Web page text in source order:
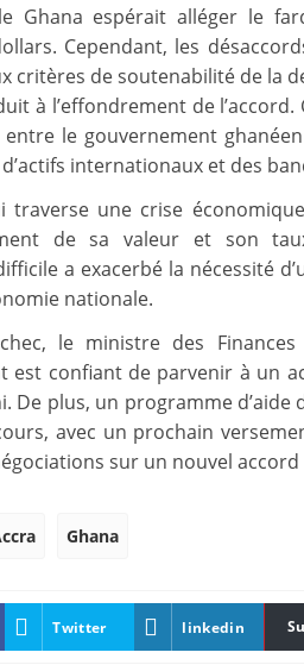
Ghana espérait alléger le
Cependant, les
critères de soutenabilité de la
à l’effondrement de
le gouvernement
internationaux et des
traverse une crise
de sa valeur et son
a exacerbé la nécessité
nationale.
le ministre des
est confiant de parvenir à un
De plus, un programme
avec un prochain
sur un nouvel
Ghana
Twitter linkedin